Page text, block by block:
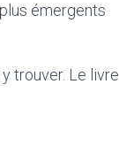
émergents
trouver. Le livre